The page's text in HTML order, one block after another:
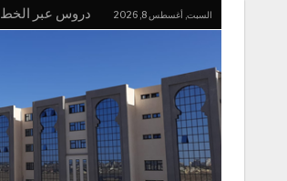
السبت, أغسطس 8, 2026 دروس عبر الخط